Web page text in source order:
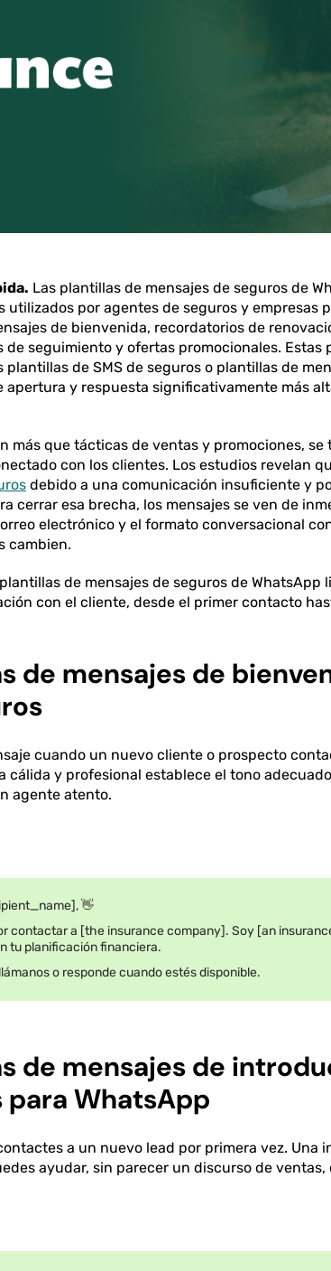
Las plantillas de mensajes de seguros de
utilizados por agentes de seguros y empresas
de bienvenida, recordatorios de
de seguimiento y ofertas promocionales.
plantillas de SMS de seguros o plantillas de
apertura y respuesta significativamente más
más que tácticas de ventas y promociones,
con los clientes. Los estudios revelan
debido a una comunicación insuficiente y
cerrar esa brecha, los mensajes se ven de
electrónico y el formato conversacional
cambien.
de mensajes de seguros de WhatsApp
con el cliente, desde el primer contacto
de mensajes de
cuando un nuevo cliente o prospecto
cálida y profesional establece el tono
agente atento.
👋
contactar a [the insurance company]. Soy [an
tu planificación financiera.
o responde cuando estés disponible.
de mensajes de
para WhatsApp
a un nuevo lead por primera vez. Una
ayudar, sin parecer un discurso de